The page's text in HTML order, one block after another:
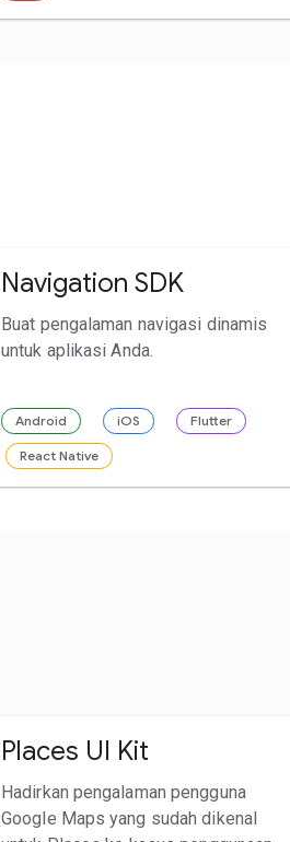
Navigation SDK
Buat pengalaman navigasi dinamis
untuk aplikasi Anda.
Android iOS Flutter
React Native
Places UI Kit
Hadirkan pengalaman pengguna
Google Maps yang sudah dikenal